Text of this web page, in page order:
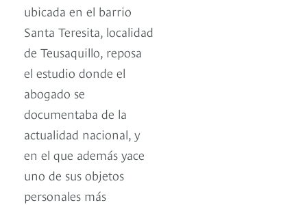
ubicada en el barrio
Santa Teresita, localidad
de Teusaquillo, reposa
el estudio donde el
abogado se
documentaba de la
actualidad nacional, y
en el que además yace
uno de sus objetos
personales más